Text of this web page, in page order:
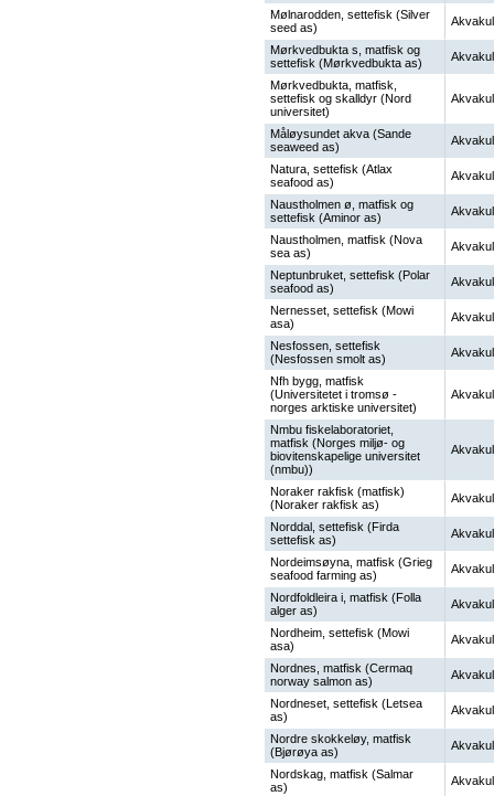
Mølnarodden, settefisk (Silver
seed as)
Mørkvedbukta s, matfisk og
settefisk (Mørkvedbukta as)
Mørkvedbukta, matfisk,
settefisk og skalldyr (Nord
universitet)
Måløysundet akva (Sande
seaweed as)
Natura, settefisk (Atlax
seafood as)
Naustholmen ø, matfisk og
settefisk (Aminor as)
Naustholmen, matfisk (Nova
sea as)
Neptunbruket, settefisk (Polar
seafood as)
Nernesset, settefisk (Mowi
asa)
Nesfossen, settefisk
(Nesfossen smolt as)
Nfh bygg, matfisk
(Universitetet i tromsø -
norges arktiske universitet)
Nmbu fiskelaboratoriet,
matfisk (Norges miljø- og
biovitenskapelige universitet
(nmbu))
Noraker rakfisk (matfisk)
(Noraker rakfisk as)
Norddal, settefisk (Firda
settefisk as)
Nordeimsøyna, matfisk (Grieg
seafood farming as)
Nordfoldleira i, matfisk (Folla
alger as)
Nordheim, settefisk (Mowi
asa)
Nordnes, matfisk (Cermaq
norway salmon as)
Nordneset, settefisk (Letsea
as)
Nordre skokkeløy, matfisk
(Bjørøya as)
Nordskag, matfisk (Salmar
as)